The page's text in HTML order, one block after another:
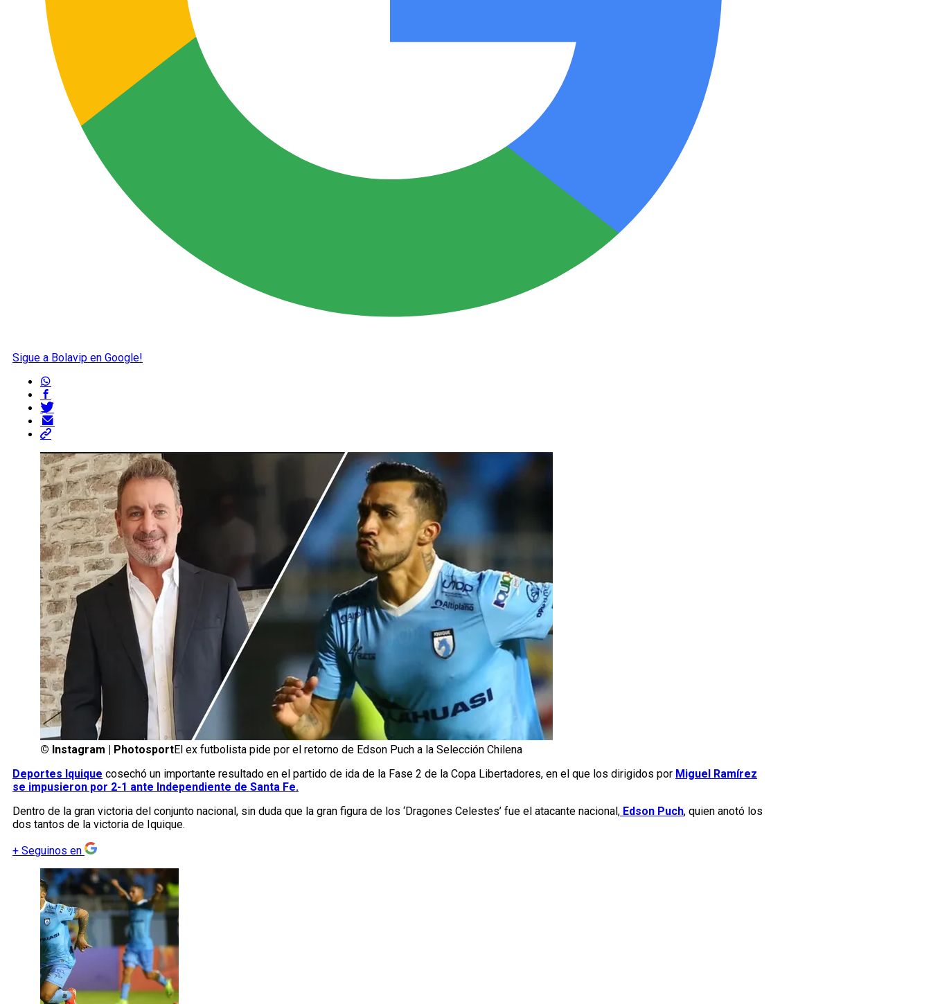
Sigue a Bolavip en Google!
© Instagram | PhotosportEl ex futbolista pide por el retorno de Edson Puch a la Selección Chilena
Deportes Iquique cosechó un importante resultado en el partido de ida de la Fase 2 de la Copa Libertadores, en el que los dirigidos por Miguel Ramírez
se impusieron por 2-1 ante Independiente de Santa Fe.
Dentro de la gran victoria del conjunto nacional, sin duda que la gran figura de los ‘Dragones Celestes’ fue el atacante nacional, Edson Puch, quien anotó los
dos tantos de la victoria de Iquique.
+ Seguinos en